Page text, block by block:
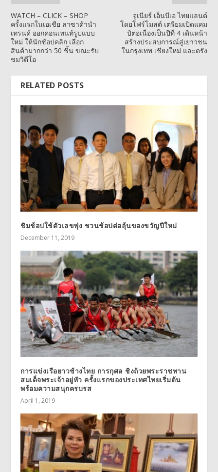
WATCH – CLICK – SHOP
ครั้งแรกในเอเชีย ลาซาด้านำ
เทรนด์ ออกคอนเทนท์รูปแบบ
ใหม่ ให้นักช้อปคลิก เลือก
สินค้ามากกว่า 50 ชิ้น ขณะรับ
ชมวิดีโอ
จูเนียร์ เอ็นบีเอ ไทยแลนด์
โดยโฟร์โมสต์ เตรียมเปิดแคม
ป์ต่อเนื่องเป็นปีที่ 4 เดินหน้า
สร้างประสบการณ์สู่เยาวชน
ในกรุงเทพ เชียงใหม่ และตรัง
RELATED POSTS
ชิมช้อปใช้ตัวเลขพุ่ง ชวนช้อปต่อลุ้นของขวัญปีใหม่
December 11, 2019
การแข่งเรือยาวช้างไทย การกุศล ชิงถ้วยพระราชทาน
สมเด็จพระเจ้าอยู่หัว ครั้งแรกของประเทศไทยเริ่มต้น
พร้อมความสนุกครบรส
April 1, 2019